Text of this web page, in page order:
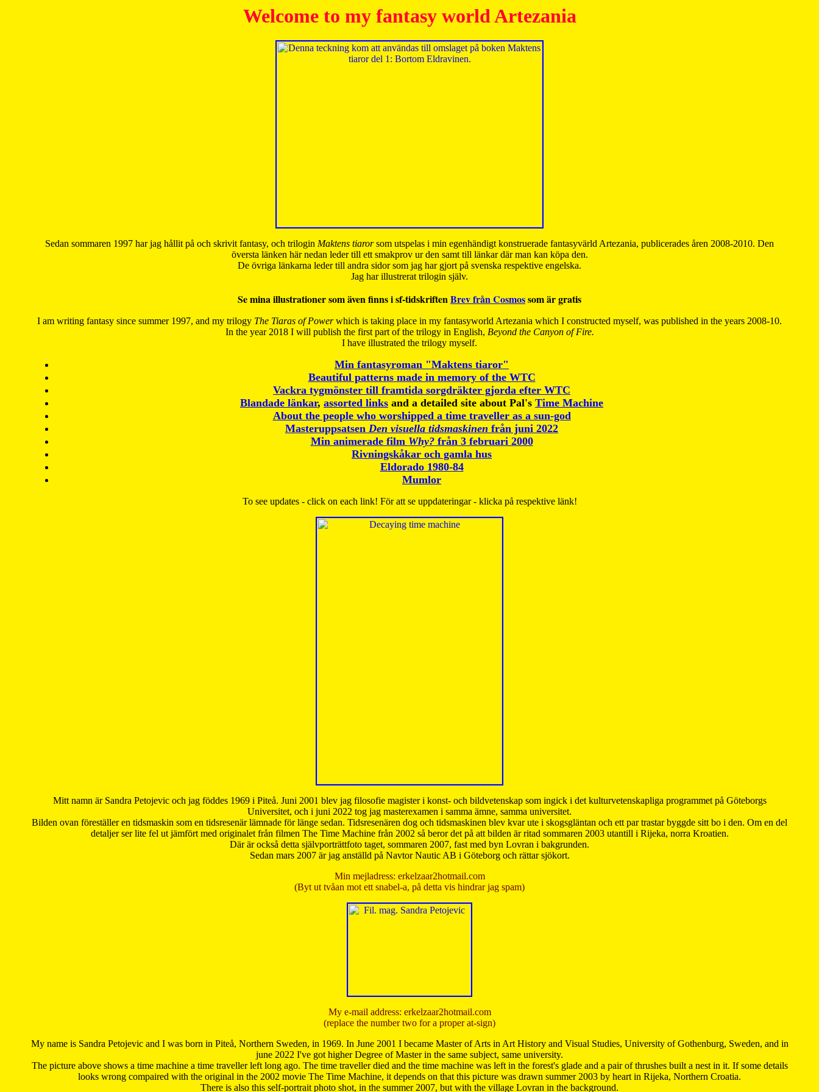
Welcome to my fantasy world Artezania
Sedan sommaren 1997 har jag hållit på och skrivit fantasy, och trilogin Maktens tiarorsom utspelas i min egenhändigt konstruerade fantasyvärld Artezania, publicerades åren 2008-2010. Den
översta länken här nedan leder till ett smakprov ur den samt till länkar där man kan köpa den.
De övriga länkarna leder till andra sidor som jag har gjort på svenska respektive engelska.
Jag har illustrerat trilogin själv.
Se mina illustrationer som även finns i sf-tidskriftenBrev från Cosmossom är gratis
I am writing fantasy since summer 1997, and my trilogy The Tiaras of Powerwhich is taking place in my fantasyworld Artezania which I constructed myself, was published in the years 2008-10.
In the year 2018 I will publish the first part of the trilogy in English, Beyond the Canyon of Fire.
I have illustrated the trilogy myself.
Min fantasyroman "Maktens tiaror"
Beautiful patterns made in memory of the WTC
Vackra tygmönster till framtida sorgdräkter gjorda efter WTC
Blandade länkar, assorted links and a detailed site about Pal's Time Machine
About the people who worshipped a time traveller as a sun-god
Masteruppsatsen Den visuella tidsmaskinen från juni 2022
Min animerade film Why?från 3 februari 2000
Rivningskåkar och gamla hus
Eldorado 1980-84
Mumlor
To see updates - click on each link! För att se uppdateringar - klicka på respektive länk!
Mitt namn är Sandra Petojevic och jag föddes 1969 i Piteå. Juni 2001 blev jag filosofie magister i konst- och bildvetenskap som ingick i det kulturvetenskapliga programmet på Göteborgs
Universitet, och i juni 2022 tog jag masterexamen i samma ämne, samma universitet.
Bilden ovan föreställer en tidsmaskin som en tidsresenär lämnade för länge sedan. Tidsresenären dog och tidsmaskinen blev kvar ute i skogsgläntan och ett par trastar byggde sitt bo i den. Om en del
detaljer ser lite fel ut jämfört med originalet från filmen The Time Machine från 2002 så beror det på att bilden är ritad sommaren 2003 utantill i Rijeka, norra Kroatien.
Där är också detta självporträttfoto taget, sommaren 2007, fast med byn Lovran i bakgrunden.
Sedan mars 2007 är jag anställd på Navtor Nautic AB i Göteborg och rättar sjökort.
Min mejladress: erkelzaar2hotmail.com
(Byt ut tvåan mot ett snabel-a, på detta vis hindrar jag spam)
My e-mail address: erkelzaar2hotmail.com
(replace the number two for a proper at-sign)
My name is Sandra Petojevic and I was born in Piteå, Northern Sweden, in 1969. In June 2001 I became Master of Arts in Art History and Visual Studies, University of Gothenburg, Sweden, and in
june 2022 I've got higher Degree of Master in the same subject, same university.
The picture above shows a time machine a time traveller left long ago. The time traveller died and the time machine was left in the forest's glade and a pair of thrushes built a nest in it. If some details
looks wrong compaired with the original in the 2002 movie The Time Machine, it depends on that this picture was drawn summer 2003 by heart in Rijeka, Northern Croatia.
There is also this self-portrait photo shot, in the summer 2007, but with the village Lovran in the background.